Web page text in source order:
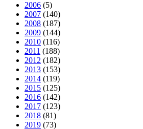
2006 (5)
2007 (140)
2008 (187)
2009 (144)
2010 (116)
2011 (188)
2012 (182)
2013 (153)
2014 (119)
2015 (125)
2016 (142)
2017 (123)
2018 (81)
2019 (73)